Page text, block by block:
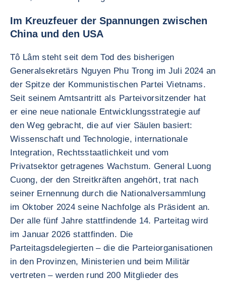
Im Kreuzfeuer der Spannungen zwischen
China und den USA
Tô Lâm steht seit dem Tod des bisherigen
Generalsekretärs Nguyen Phu Trong im Juli 2024 an
der Spitze der Kommunistischen Partei Vietnams.
Seit seinem Amtsantritt als Parteivorsitzender hat
er eine neue nationale Entwicklungsstrategie auf
den Weg gebracht, die auf vier Säulen basiert:
Wissenschaft und Technologie, internationale
Integration, Rechtsstaatlichkeit und vom
Privatsektor getragenes Wachstum. General Luong
Cuong, der den Streitkräften angehört, trat nach
seiner Ernennung durch die Nationalversammlung
im Oktober 2024 seine Nachfolge als Präsident an.
Der alle fünf Jahre stattfindende 14. Parteitag wird
im Januar 2026 stattfinden. Die
Parteitagsdelegierten – die die Parteiorganisationen
in den Provinzen, Ministerien und beim Militär
vertreten – werden rund 200 Mitglieder des